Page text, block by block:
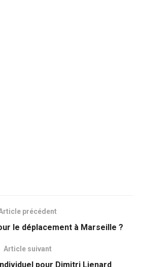
précédent
le déplacement à Marseille ?
Article suivant
pour Dimitri Lienard